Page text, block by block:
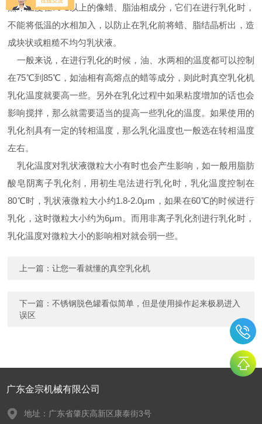
点即温度在70℃以上的像蜡、脂油相成分，它们在进行乳化时，
不能将低温的水相加入，以防止在乳化前将蜡、脂结晶析出，造
成块状或粗糙不均匀乳状液。
一般来说，在进行乳化的时候，油、水两相的温度都可以控制
在75℃到85℃，如油相有高熔点的蜡等成分，则此时真空乳化机
乳化温度就要高一些。另外在乳化过程中如果粘度增加的话也会
影响搅拌，那么就需要适当的提高一些乳化的温度。如果使用的
乳化剂具有一定的转相温度，那么乳化温度也一般选在转相温度
左右。
乳化温度对乳状液微粒大小有时也会产生影响，如一般用脂肪
酸皂阴离子乳化剂，用初生皂法进行乳化时，乳化温度控制在
80℃时，乳状液微粒大小约1.8-2.0μm，如果在60℃的时候进行
乳化，这时微粒大小约为6μm。而用非离子乳化剂进行乳化时，
乳化温度对微粒大小的影响相对就会弱一些。
上一篇：让您一看就懂的真空乳化机
下一篇：不锈钢脱色罐看似简单，但是使用操作起来极易进入
误区
广东金宗机械有限公司
地址：广东省肇庆高新区康泰街3号